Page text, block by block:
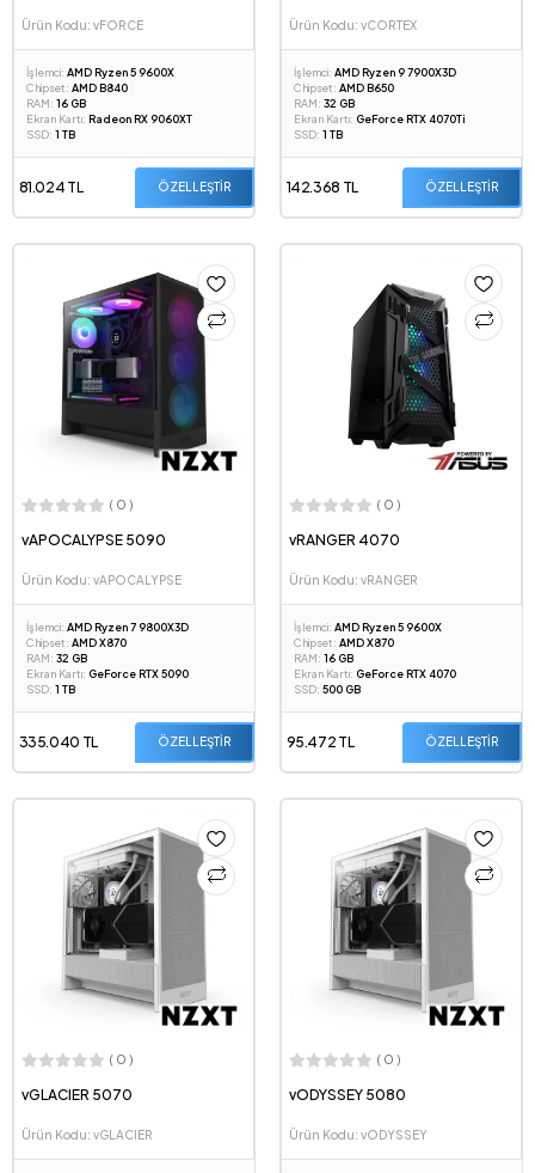
Ürün Kodu: vFORCE
İşlemci: AMD Ryzen 5 9600X
Chipset: AMD B840
RAM: 16 GB
Ekran Kartı: Radeon RX 9060XT
SSD: 1 TB
81.024 TL ÖZELLEŞTİR
Ürün Kodu: vCORTEX
İşlemci: AMD Ryzen 9 7900X3D
Chipset: AMD B650
RAM: 32 GB
Ekran Kartı: GeForce RTX 4070Ti
SSD: 1 TB
142.368 TL ÖZELLEŞTİR
( 0 )
vAPOCALYPSE 5090
Ürün Kodu: vAPOCALYPSE
İşlemci: AMD Ryzen 7 9800X3D
Chipset: AMD X870
RAM: 32 GB
Ekran Kartı: GeForce RTX 5090
SSD: 1 TB
335.040 TL ÖZELLEŞTİR
( 0 )
vRANGER 4070
Ürün Kodu: vRANGER
İşlemci: AMD Ryzen 5 9600X
Chipset: AMD X870
RAM: 16 GB
Ekran Kartı: GeForce RTX 4070
SSD: 500 GB
95.472 TL ÖZELLEŞTİR
( 0 )
vGLACIER 5070
Ürün Kodu: vGLACIER
( 0 )
vODYSSEY 5080
Ürün Kodu: vODYSSEY